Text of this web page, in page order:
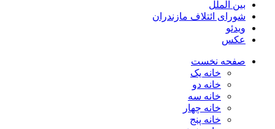
بین الملل
شورای ائتلاف مازندران
ویدئو
عکس
صفحه نخست
خانه یک
خانه دو
خانه سه
خانه چهار
خانه پنج